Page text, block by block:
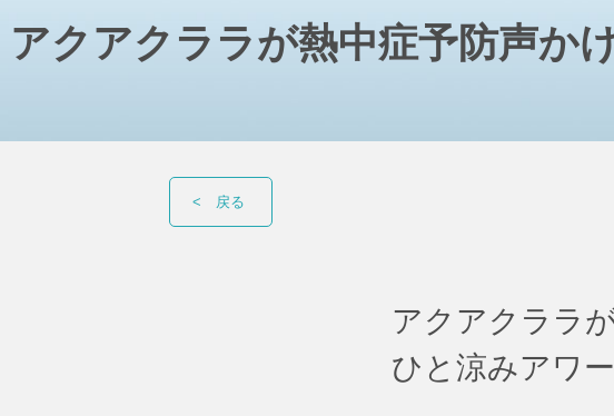
アクアクララが熱中症予防声か
< 戻る
アクアクララ
ひと涼みアワ